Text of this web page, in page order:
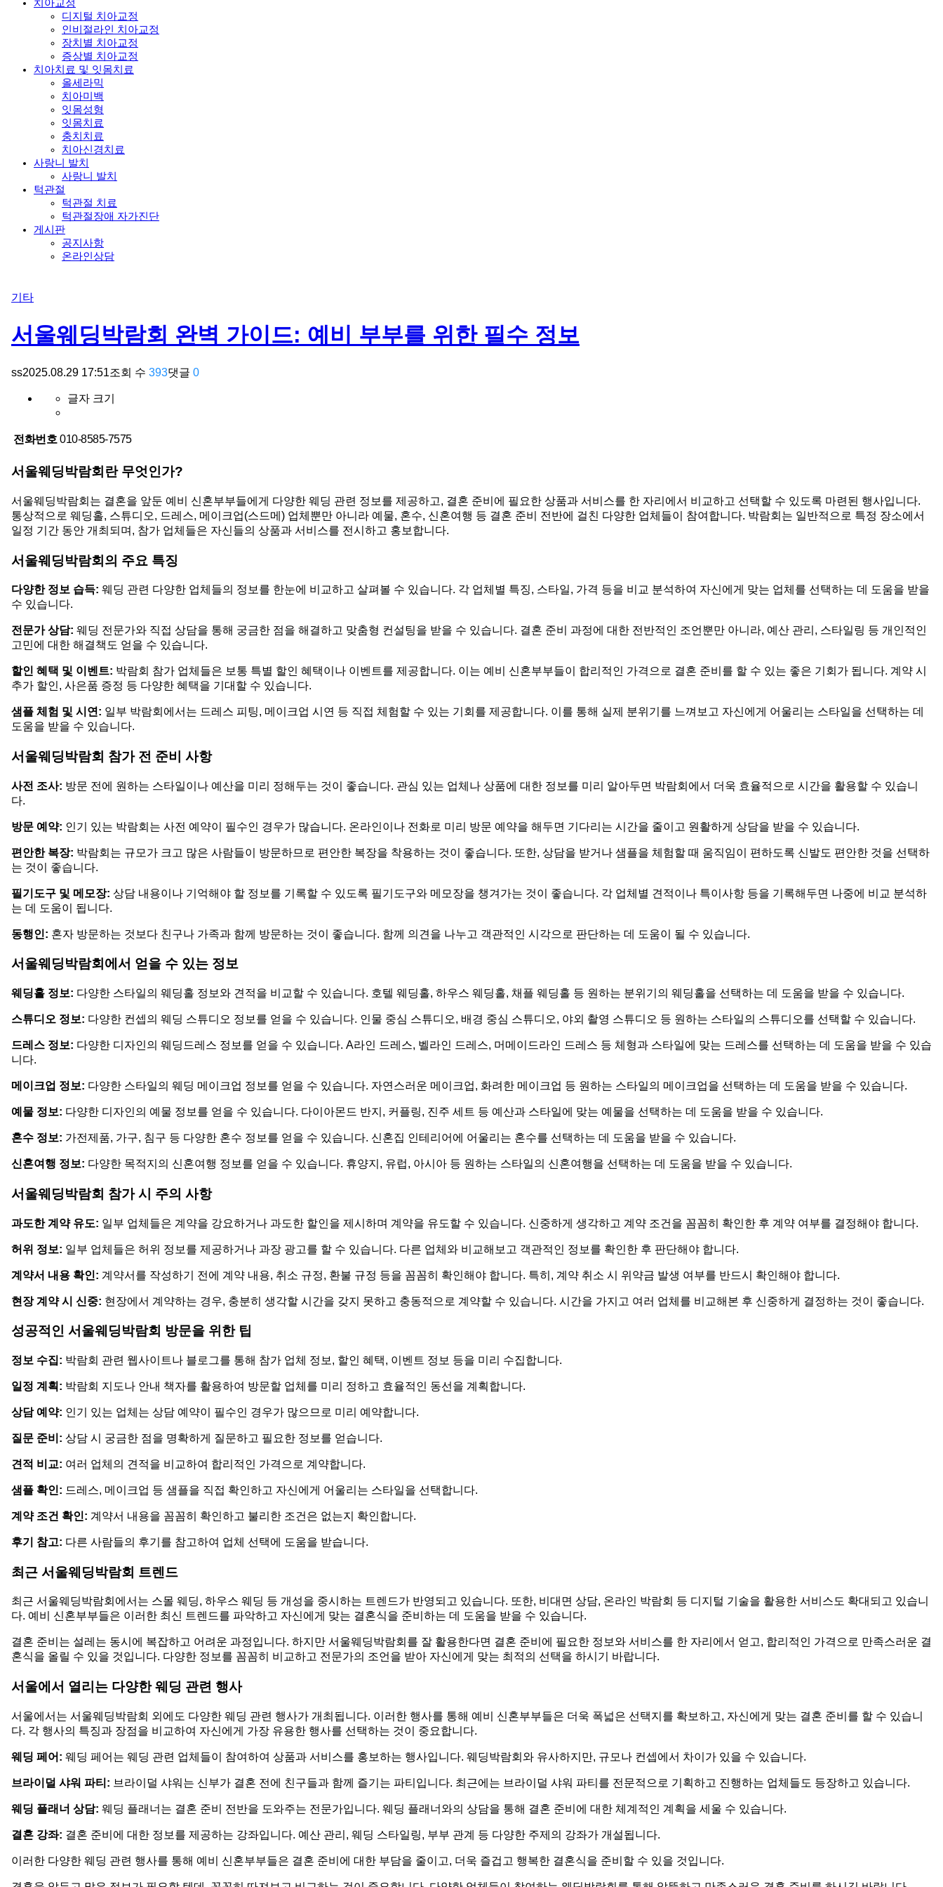
치아교정
디지털 치아교정
인비절라인 치아교정
장치별 치아교정
증상별 치아교정
치아치료 및 잇몸치료
올세라믹
치아미백
잇몸성형
잇몸치료
충치치료
치아신경치료
사랑니 발치
사랑니 발치
턱관절
턱관절 치료
턱관절장애 자가진단
게시판
공지사항
온라인상담
기타
서울웨딩박람회 완벽 가이드: 예비 부부를 위한 필수 정보
ss2025.08.29 17:51조회 수 393댓글 0
글자 크기
전화번호 010-8585-7575
서울웨딩박람회란 무엇인가?
서울웨딩박람회는 결혼을 앞둔 예비 신혼부부들에게 다양한 웨딩 관련 정보를 제공하고, 결혼 준비에 필요한 상품과 서비스를 한 자리에서 비교하고 선택할 수 있도록 마련된 행사입니다.
통상적으로 웨딩홀, 스튜디오, 드레스, 메이크업(스드메) 업체뿐만 아니라 예물, 혼수, 신혼여행 등 결혼 준비 전반에 걸친 다양한 업체들이 참여합니다. 박람회는 일반적으로 특정 장소에서
일정 기간 동안 개최되며, 참가 업체들은 자신들의 상품과 서비스를 전시하고 홍보합니다.
서울웨딩박람회의 주요 특징
다양한 정보 습득: 웨딩 관련 다양한 업체들의 정보를 한눈에 비교하고 살펴볼 수 있습니다. 각 업체별 특징, 스타일, 가격 등을 비교 분석하여 자신에게 맞는 업체를 선택하는 데 도움을 받을
수 있습니다.
전문가 상담: 웨딩 전문가와 직접 상담을 통해 궁금한 점을 해결하고 맞춤형 컨설팅을 받을 수 있습니다. 결혼 준비 과정에 대한 전반적인 조언뿐만 아니라, 예산 관리, 스타일링 등 개인적인
고민에 대한 해결책도 얻을 수 있습니다.
할인 혜택 및 이벤트: 박람회 참가 업체들은 보통 특별 할인 혜택이나 이벤트를 제공합니다. 이는 예비 신혼부부들이 합리적인 가격으로 결혼 준비를 할 수 있는 좋은 기회가 됩니다. 계약 시
추가 할인, 사은품 증정 등 다양한 혜택을 기대할 수 있습니다.
샘플 체험 및 시연: 일부 박람회에서는 드레스 피팅, 메이크업 시연 등 직접 체험할 수 있는 기회를 제공합니다. 이를 통해 실제 분위기를 느껴보고 자신에게 어울리는 스타일을 선택하는 데
도움을 받을 수 있습니다.
서울웨딩박람회 참가 전 준비 사항
사전 조사: 방문 전에 원하는 스타일이나 예산을 미리 정해두는 것이 좋습니다. 관심 있는 업체나 상품에 대한 정보를 미리 알아두면 박람회에서 더욱 효율적으로 시간을 활용할 수 있습니
다.
방문 예약: 인기 있는 박람회는 사전 예약이 필수인 경우가 많습니다. 온라인이나 전화로 미리 방문 예약을 해두면 기다리는 시간을 줄이고 원활하게 상담을 받을 수 있습니다.
편안한 복장: 박람회는 규모가 크고 많은 사람들이 방문하므로 편안한 복장을 착용하는 것이 좋습니다. 또한, 상담을 받거나 샘플을 체험할 때 움직임이 편하도록 신발도 편안한 것을 선택하
는 것이 좋습니다.
필기도구 및 메모장: 상담 내용이나 기억해야 할 정보를 기록할 수 있도록 필기도구와 메모장을 챙겨가는 것이 좋습니다. 각 업체별 견적이나 특이사항 등을 기록해두면 나중에 비교 분석하
는 데 도움이 됩니다.
동행인: 혼자 방문하는 것보다 친구나 가족과 함께 방문하는 것이 좋습니다. 함께 의견을 나누고 객관적인 시각으로 판단하는 데 도움이 될 수 있습니다.
서울웨딩박람회에서 얻을 수 있는 정보
웨딩홀 정보: 다양한 스타일의 웨딩홀 정보와 견적을 비교할 수 있습니다. 호텔 웨딩홀, 하우스 웨딩홀, 채플 웨딩홀 등 원하는 분위기의 웨딩홀을 선택하는 데 도움을 받을 수 있습니다.
스튜디오 정보: 다양한 컨셉의 웨딩 스튜디오 정보를 얻을 수 있습니다. 인물 중심 스튜디오, 배경 중심 스튜디오, 야외 촬영 스튜디오 등 원하는 스타일의 스튜디오를 선택할 수 있습니다.
드레스 정보: 다양한 디자인의 웨딩드레스 정보를 얻을 수 있습니다. A라인 드레스, 벨라인 드레스, 머메이드라인 드레스 등 체형과 스타일에 맞는 드레스를 선택하는 데 도움을 받을 수 있습
니다.
메이크업 정보: 다양한 스타일의 웨딩 메이크업 정보를 얻을 수 있습니다. 자연스러운 메이크업, 화려한 메이크업 등 원하는 스타일의 메이크업을 선택하는 데 도움을 받을 수 있습니다.
예물 정보: 다양한 디자인의 예물 정보를 얻을 수 있습니다. 다이아몬드 반지, 커플링, 진주 세트 등 예산과 스타일에 맞는 예물을 선택하는 데 도움을 받을 수 있습니다.
혼수 정보: 가전제품, 가구, 침구 등 다양한 혼수 정보를 얻을 수 있습니다. 신혼집 인테리어에 어울리는 혼수를 선택하는 데 도움을 받을 수 있습니다.
신혼여행 정보: 다양한 목적지의 신혼여행 정보를 얻을 수 있습니다. 휴양지, 유럽, 아시아 등 원하는 스타일의 신혼여행을 선택하는 데 도움을 받을 수 있습니다.
서울웨딩박람회 참가 시 주의 사항
과도한 계약 유도: 일부 업체들은 계약을 강요하거나 과도한 할인을 제시하며 계약을 유도할 수 있습니다. 신중하게 생각하고 계약 조건을 꼼꼼히 확인한 후 계약 여부를 결정해야 합니다.
허위 정보: 일부 업체들은 허위 정보를 제공하거나 과장 광고를 할 수 있습니다. 다른 업체와 비교해보고 객관적인 정보를 확인한 후 판단해야 합니다.
계약서 내용 확인: 계약서를 작성하기 전에 계약 내용, 취소 규정, 환불 규정 등을 꼼꼼히 확인해야 합니다. 특히, 계약 취소 시 위약금 발생 여부를 반드시 확인해야 합니다.
현장 계약 시 신중: 현장에서 계약하는 경우, 충분히 생각할 시간을 갖지 못하고 충동적으로 계약할 수 있습니다. 시간을 가지고 여러 업체를 비교해본 후 신중하게 결정하는 것이 좋습니다.
성공적인 서울웨딩박람회 방문을 위한 팁
정보 수집: 박람회 관련 웹사이트나 블로그를 통해 참가 업체 정보, 할인 혜택, 이벤트 정보 등을 미리 수집합니다.
일정 계획: 박람회 지도나 안내 책자를 활용하여 방문할 업체를 미리 정하고 효율적인 동선을 계획합니다.
상담 예약: 인기 있는 업체는 상담 예약이 필수인 경우가 많으므로 미리 예약합니다.
질문 준비: 상담 시 궁금한 점을 명확하게 질문하고 필요한 정보를 얻습니다.
견적 비교: 여러 업체의 견적을 비교하여 합리적인 가격으로 계약합니다.
샘플 확인: 드레스, 메이크업 등 샘플을 직접 확인하고 자신에게 어울리는 스타일을 선택합니다.
계약 조건 확인: 계약서 내용을 꼼꼼히 확인하고 불리한 조건은 없는지 확인합니다.
후기 참고: 다른 사람들의 후기를 참고하여 업체 선택에 도움을 받습니다.
최근 서울웨딩박람회 트렌드
최근 서울웨딩박람회에서는 스몰 웨딩, 하우스 웨딩 등 개성을 중시하는 트렌드가 반영되고 있습니다. 또한, 비대면 상담, 온라인 박람회 등 디지털 기술을 활용한 서비스도 확대되고 있습니
다. 예비 신혼부부들은 이러한 최신 트렌드를 파악하고 자신에게 맞는 결혼식을 준비하는 데 도움을 받을 수 있습니다.
결혼 준비는 설레는 동시에 복잡하고 어려운 과정입니다. 하지만 서울웨딩박람회를 잘 활용한다면 결혼 준비에 필요한 정보와 서비스를 한 자리에서 얻고, 합리적인 가격으로 만족스러운 결
혼식을 올릴 수 있을 것입니다. 다양한 정보를 꼼꼼히 비교하고 전문가의 조언을 받아 자신에게 맞는 최적의 선택을 하시기 바랍니다.
서울에서 열리는 다양한 웨딩 관련 행사
서울에서는 서울웨딩박람회 외에도 다양한 웨딩 관련 행사가 개최됩니다. 이러한 행사를 통해 예비 신혼부부들은 더욱 폭넓은 선택지를 확보하고, 자신에게 맞는 결혼 준비를 할 수 있습니
다. 각 행사의 특징과 장점을 비교하여 자신에게 가장 유용한 행사를 선택하는 것이 중요합니다.
웨딩 페어: 웨딩 페어는 웨딩 관련 업체들이 참여하여 상품과 서비스를 홍보하는 행사입니다. 웨딩박람회와 유사하지만, 규모나 컨셉에서 차이가 있을 수 있습니다.
브라이덜 샤워 파티: 브라이덜 샤워는 신부가 결혼 전에 친구들과 함께 즐기는 파티입니다. 최근에는 브라이덜 샤워 파티를 전문적으로 기획하고 진행하는 업체들도 등장하고 있습니다.
웨딩 플래너 상담: 웨딩 플래너는 결혼 준비 전반을 도와주는 전문가입니다. 웨딩 플래너와의 상담을 통해 결혼 준비에 대한 체계적인 계획을 세울 수 있습니다.
결혼 강좌: 결혼 준비에 대한 정보를 제공하는 강좌입니다. 예산 관리, 웨딩 스타일링, 부부 관계 등 다양한 주제의 강좌가 개설됩니다.
이러한 다양한 웨딩 관련 행사를 통해 예비 신혼부부들은 결혼 준비에 대한 부담을 줄이고, 더욱 즐겁고 행복한 결혼식을 준비할 수 있을 것입니다.